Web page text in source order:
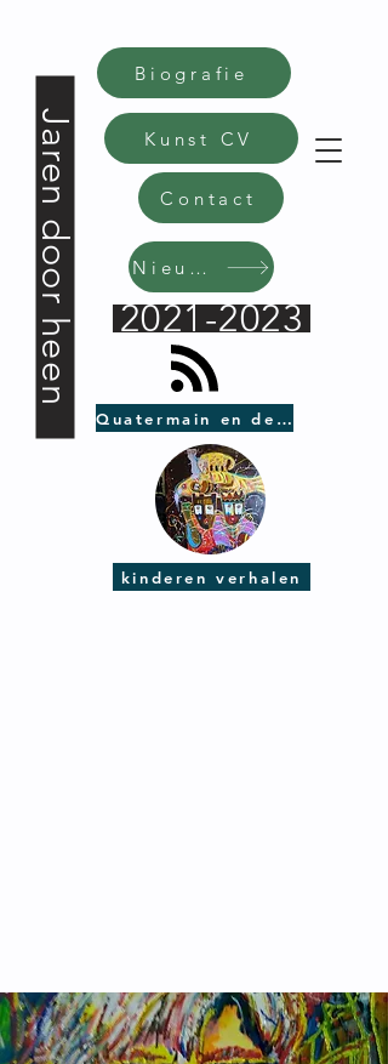
Biografie
Kunst CV
Contact
Nieuws
Jaren door heen 2021-2023
Quatermain en de zwate bijl
kinderen verhalen